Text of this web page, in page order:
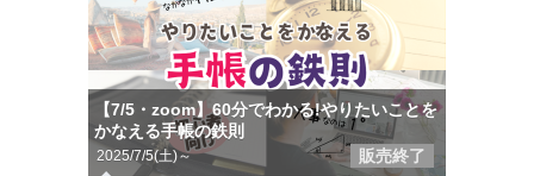
【7/5・zoom】60分でわかる!やりたいことを
かなえる手帳の鉄則
2025/7/5(土)～ 販売終了